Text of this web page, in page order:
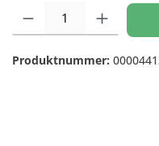
Produkt Anzahl: Gib den
Produktnummer: